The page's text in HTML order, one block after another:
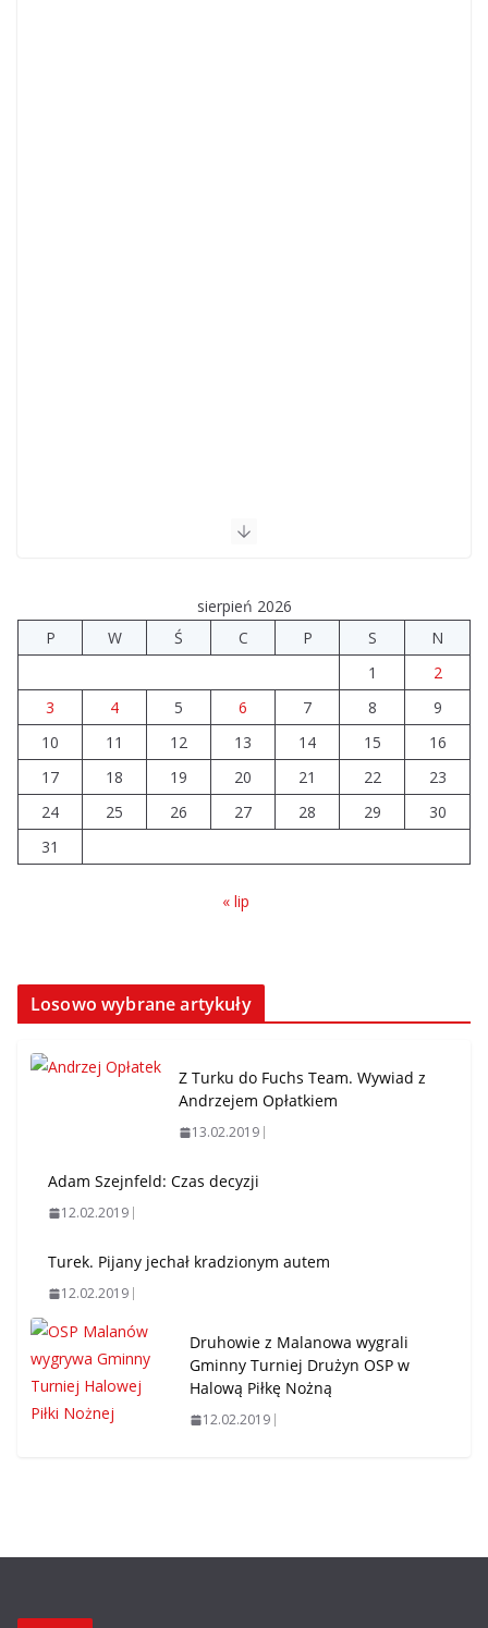
sierpień 2026
P
W Ś C P S
N
1
2
3
4 5 6 7 8
9
10
11 12 13 14 15
16
17
18 19 20 21 22
23
24
25 26 27 28 29
30
31
« lip
Losowo wybrane artykuły
Z Turku do Fuchs Team. Wywiad z
Andrzejem Opłatkiem
13.02.2019
Adam Szejnfeld: Czas decyzji
12.02.2019
Turek. Pijany jechał kradzionym autem
12.02.2019
Druhowie z Malanowa wygrali
Gminny Turniej Drużyn OSP w
Halową Piłkę Nożną
12.02.2019